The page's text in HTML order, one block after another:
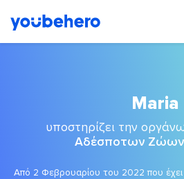
Maria
υποστηρίζει την
Αδέσποτων Ζώων
Από 2 Φεβρουαρίου του 2022 που έχει